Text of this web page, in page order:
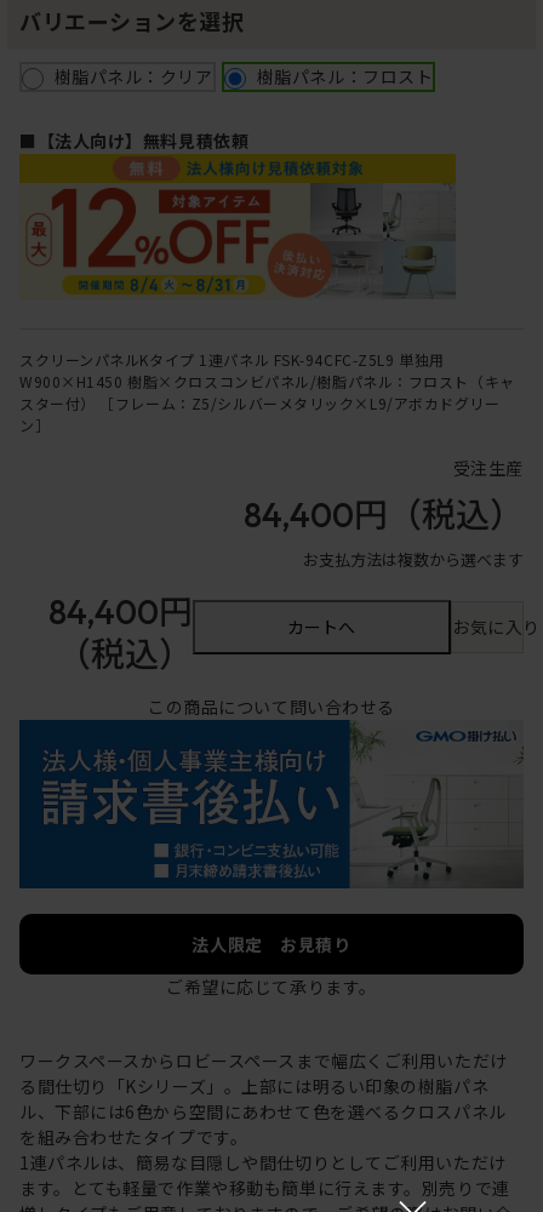
バリエーションを選択
樹脂パネル：クリア 樹脂パネル：フロスト
■【法人向け】無料見積依頼
スクリーンパネルKタイプ 1連パネル FSK-94CFC-Z5L9 単独用
W900×H1450 樹脂×クロスコンビパネル/樹脂パネル：フロスト（キャ
スター付） ［フレーム：Z5/シルバーメタリック×L9/アボカドグリー
ン］
受注生産
84,400円 （税込）
お支払方法は複数から選べます
84,400円
（税込）
カートへ お気に入
この商品について問い合わせる
法人限定 お見積り
ご希望に応じて承ります。
ワークスペースからロビースペースまで幅広くご利用いただけ
る間仕切り「Kシリーズ」。上部には明るい印象の樹脂パネ
ル、下部には6色から空間にあわせて色を選べるクロスパネル
を組み合わせたタイプです。
1連パネルは、簡易な目隠しや間仕切りとしてご利用いただけ
ます。とても軽量で作業や移動も簡単に行えます。別売りで連